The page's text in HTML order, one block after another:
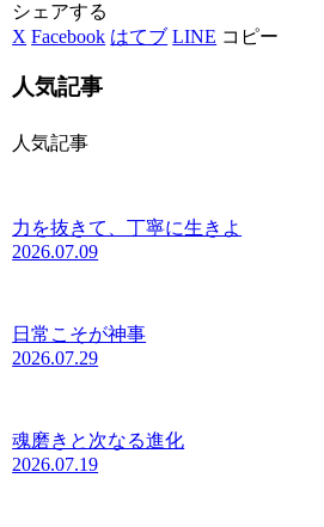
シェアする
X Facebook はてブ LINE コピー
人気記事
人気記事
力を抜きて、丁寧に生きよ
2026.07.09
日常こそが神事
2026.07.29
魂磨きと次なる進化
2026.07.19